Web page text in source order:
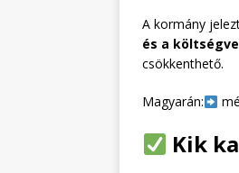
A kormány
és a
csökkenthető.
Magyarán:
Kik